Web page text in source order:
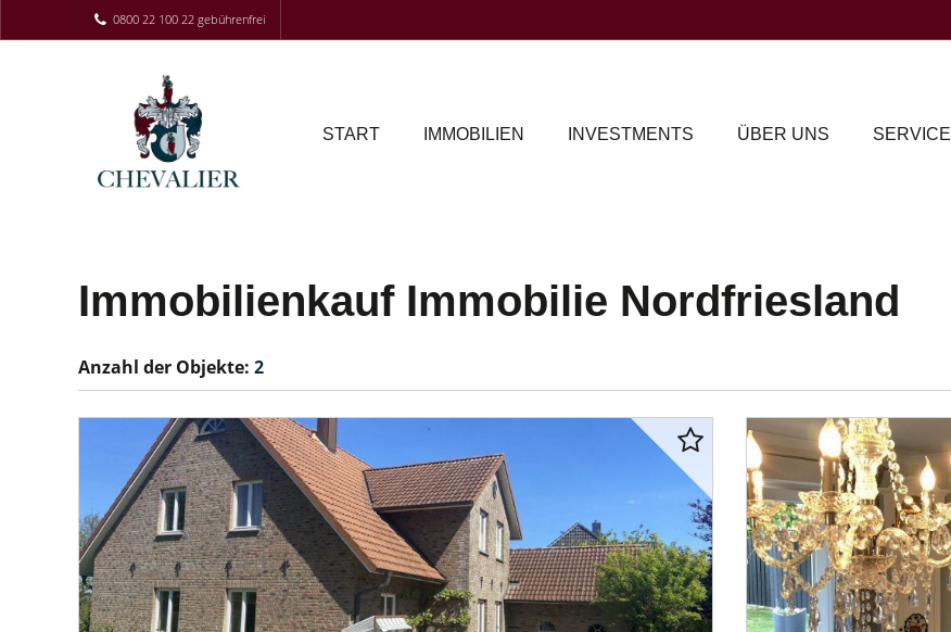
0800 22 100 22 gebührenfrei
START IMMOBILIEN INVESTMENTS ÜBER UNS SERVICE
Immobilienkauf Immobilie Nordfriesland
Anzahl der Objekte: 2